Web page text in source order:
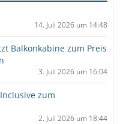
14. Juli 2026 um 14:48
Balkonkabine zum Preis
3. Juli 2026 um 16:04
zum
2. Juli 2026 um 18:44